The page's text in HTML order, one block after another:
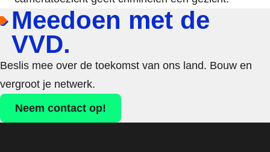
Meedoen met de
VVD.
Beslis mee over de toekomst van ons land. Bouw en
vergroot je netwerk.
Neem contact op!